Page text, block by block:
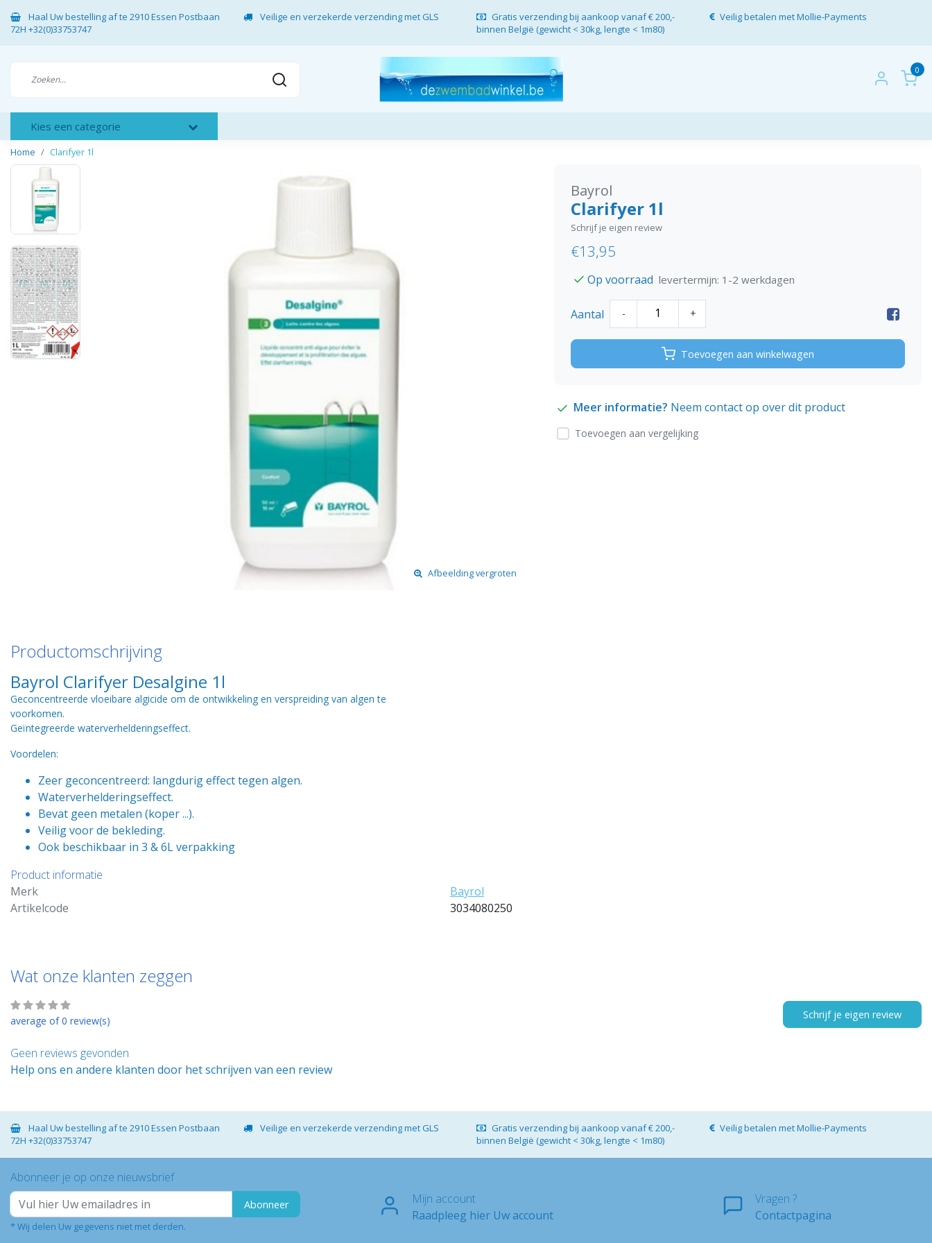
Haal Uw bestelling af te 2910 Essen Postbaan
72H +32(0)33753747
Veilige en verzekerde verzending met GLS
Gratis verzending bij aankoop vanaf € 200,-
binnen België (gewicht < 30kg, lengte < 1m80)
Veilig betalen met Mollie-Payments
0
Kies een categorie
Home Clarifyer 1l
Afbeelding vergroten
Bayrol
Clarifyer 1l
Schrijf je eigen review
€13,95
Op voorraad levertermijn: 1-2 werkdagen
Aantal - +
Toevoegen aan winkelwagen
Meer informatie? Neem contact op over dit product
Toevoegen aan vergelijking
Productomschrijving
Bayrol Clarifyer Desalgine 1l
Geconcentreerde vloeibare algicide om de ontwikkeling en verspreiding van algen te
voorkomen.
Geïntegreerde waterverhelderingseffect.
Voordelen:
Zeer geconcentreerd: langdurig effect tegen algen.
Waterverhelderingseffect.
Bevat geen metalen (koper ...).
Veilig voor de bekleding.
Ook beschikbaar in 3 & 6L verpakking
Product informatie
Merk
Bayrol
Artikelcode
3034080250
Wat onze klanten zeggen
average of 0 review(s) Schrijf je eigen review
Geen reviews gevonden
Help ons en andere klanten door het schrijven van een review
Haal Uw bestelling af te 2910 Essen Postbaan
72H +32(0)33753747
Veilige en verzekerde verzending met GLS
Gratis verzending bij aankoop vanaf € 200,-
binnen België (gewicht < 30kg, lengte < 1m80)
Veilig betalen met Mollie-Payments
Abonneer je op onze nieuwsbrief
Abonneer
* Wij delen Uw gegevens niet met derden.
Mijn account
Raadpleeg hier Uw account
Vragen ?
Contactpagina